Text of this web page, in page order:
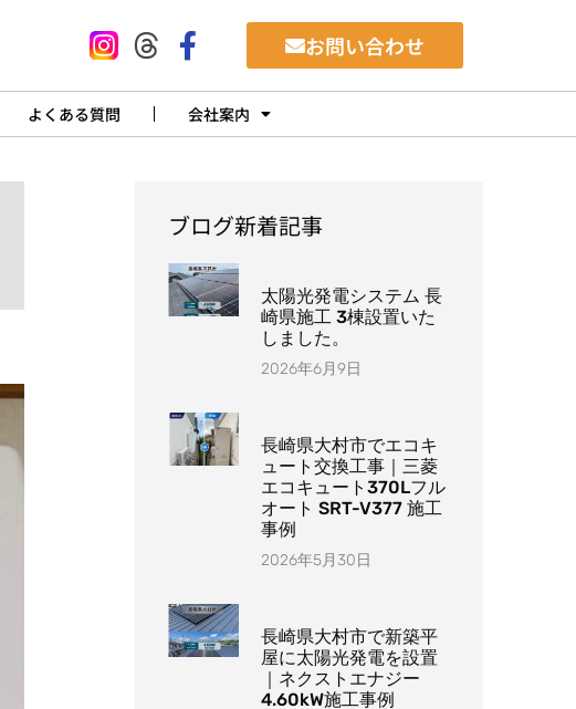
お問い合わせ
よくある質問 会社案内
ブログ新着記事
太陽光発電システム 長
崎県施工 3棟設置いた
しました。
2026年6月9日
長崎県大村市でエコキ
ュート交換工事｜三菱
エコキュート370Lフル
オート SRT-V377 施工
事例
2026年5月30日
長崎県大村市で新築平
屋に太陽光発電を設置
｜ネクストエナジー
4.60kW施工事例